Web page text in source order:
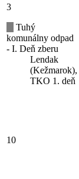
3
Tuhý
komunálny odpad
- I. Deň zberu
Lendak
(Kežmarok),
TKO 1. deň
10